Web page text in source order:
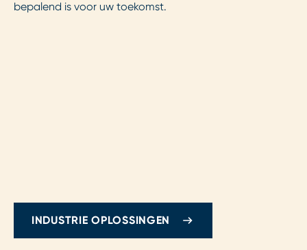
bepalend is voor uw toekomst.
INDUSTRIE OPLOSSINGEN